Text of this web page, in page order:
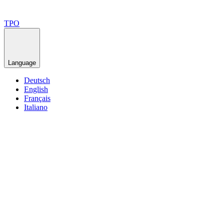
TPO
Language
Deutsch
English
Français
Italiano